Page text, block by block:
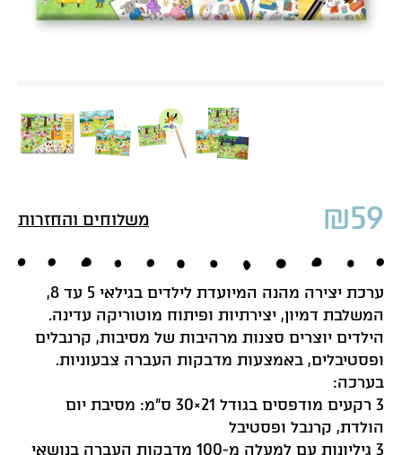
₪59 משלוחים והחזרות
ערכת יצירה מהנה המיועדת לילדים בגילאי 5 עד 8,
המשלבת דמיון, יצירתיות ופיתוח מוטוריקה עדינה.
הילדים יוצרים סצנות מרהיבות של מסיבות, קרנבלים
ופסטיבלים, באמצעות מדבקות העברה צבעוניות.
בערכה:
3 רקעים מודפסים בגודל 21×30 ס”מ: מסיבת יום
הולדת, קרנבל ופסטיבל
3 גיליונות עם למעלה מ-100 מדבקות העברה בנושאי